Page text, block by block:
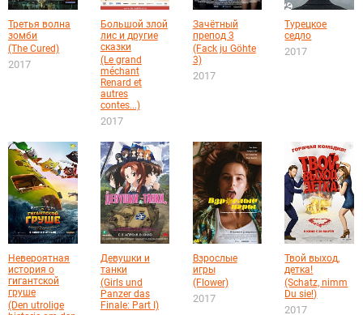
Третья волна
зомби
(The Cured)
2017
Большой злой
лис и другие
сказки
(Le grand
méchant
Renard et
autres
contes...)
2017
Зачётный
препод 3
(Fack ju Göhte
3)
2017
Турецкое
седло
2017
Невероятная
история о
гигантской
груше
(Den utrolige
Девушки и
танки
(Girls und
Panzer das
Finale: Part I)
Взрослые
игры
(Flower)
2017
Твой выход,
детка!
(Schatz, nimm
Du sie!)
2017